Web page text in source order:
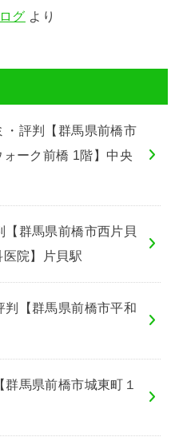
グ より
・評判【群馬県前橋市
ーク前橋 1階】中央
群馬県前橋市西片貝
院】片貝駅
判【群馬県前橋市平和
馬県前橋市城東町１